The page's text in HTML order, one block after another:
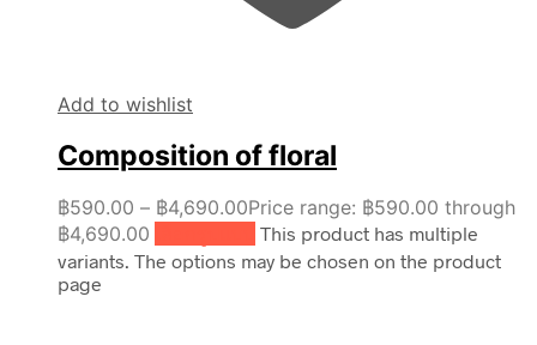
Add to wishlist
Composition of floral
฿590.00 – ฿4,690.00Price range: ฿590.00 through
฿4,690.00
This product has multiple
variants. The options may be chosen on the product
page